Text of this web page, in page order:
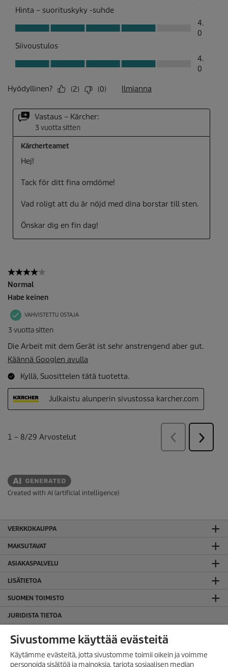
Created with AI (artificial intelligence)
VERKKOKAUPPA
MAKSUTAVAT
ASIAKASPALVELU
LISÄTIETOA
SUOMEN TOIMISTO
JURIDISTA TIETOA
Takuuehdot
Tietosuojaseloste
Sivustomme käyttää evästeitä
Käytämme evästeitä, jotta sivustomme toimii oikein ja voimme
personoida sisältöä ja mainoksia, tarjota sosiaalisen median